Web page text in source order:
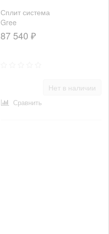
Сплит система
Gree
GWH18AAC-
K3NNA2A
87 540 ₽
Нет в наличии
Сравнить